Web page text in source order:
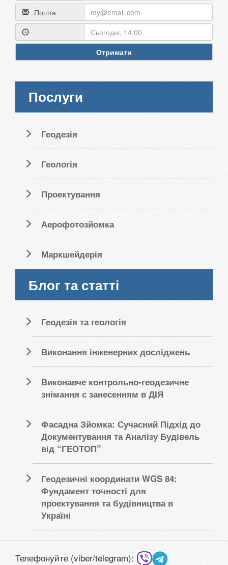
Пошта
Отримати
Послуги
Геодезія
Геологія
Проектування
Аерофотозйомка
Маркшейдерія
Блог та статті
Геодезія та геологія
Виконання інженерних досліджень
Виконавче контрольно-геодезичне
знімання с занесенням в ДІЯ
Фасадна Зйомка: Сучасний Підхід до
Документування та Аналізу Будівель
від “ГЕОТОП”
Геодезичні координати WGS 84:
Фундамент точності для
проектування та будівництва в
Україні
Телефонуйте (viber/telegram):